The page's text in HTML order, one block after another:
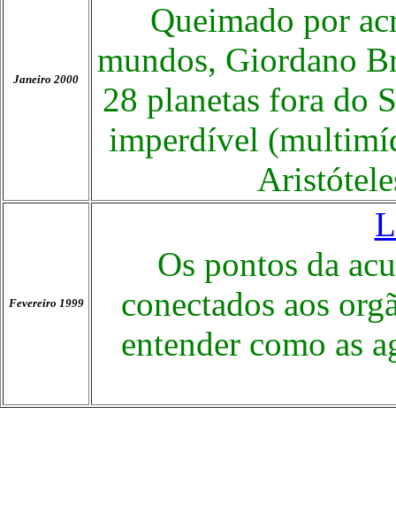
Janeiro 2000
Queimado por
mundos, Giordano
28 planetas fora do
imperdível
Fevereiro 1999
Os pontos da
conectados aos
entender como as